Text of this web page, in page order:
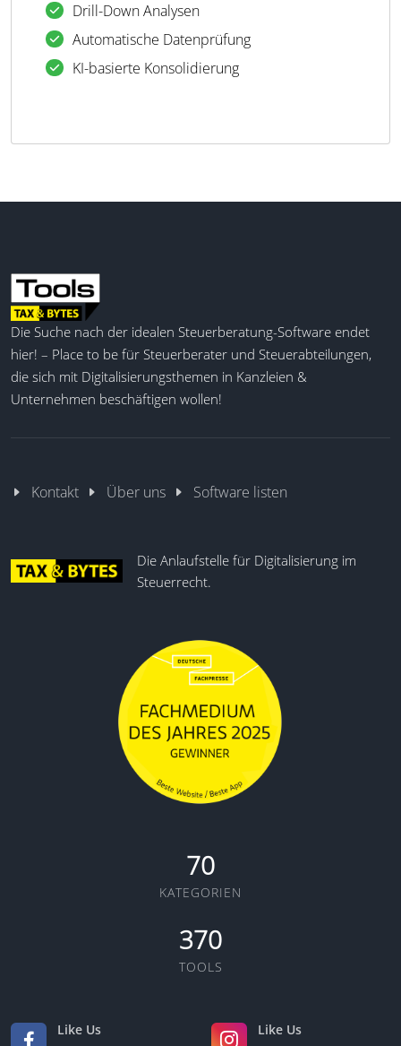
Drill-Down Analysen
Automatische Datenprüfung
KI-basierte Konsolidierung
Die Suche nach der idealen Steuerberatung-Software endet
hier! – Place to be für Steuerberater und Steuerabteilungen,
die sich mit Digitalisierungsthemen in Kanzleien &
Unternehmen beschäftigen wollen!
Kontakt Über uns Software listen
Die Anlaufstelle für Digitalisierung im
Steuerrecht.
70
KATEGORIEN
370
TOOLS
Like Us
Like Us